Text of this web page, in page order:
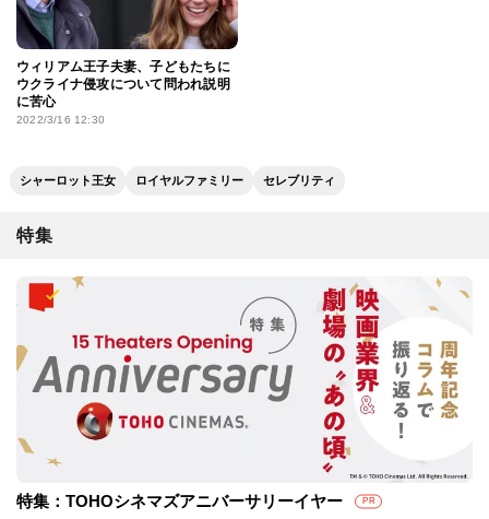
ウィリアム王子夫妻、子どもたちに
ウクライナ侵攻について問われ説明
に苦心
2022/3/16 12:30
シャーロット王女 ロイヤルファミリー セレブリティ
特集
特集：TOHOシネマズアニバーサリーイヤー PR